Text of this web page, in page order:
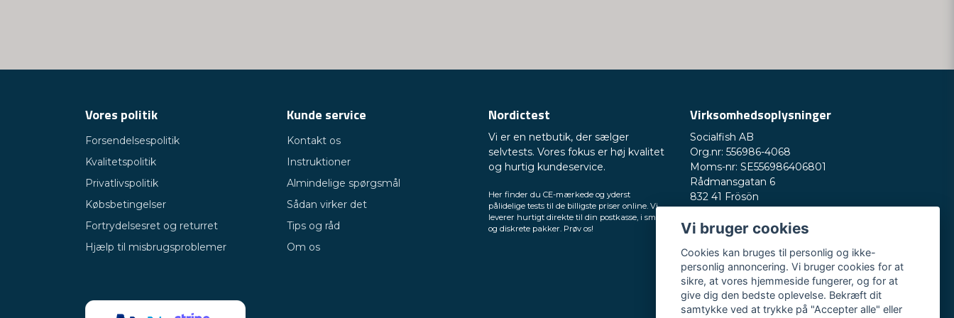
Send spørgsmål
Vores politik
Forsendelsespolitik
Kvalitetspolitik
Privatlivspolitik
Købsbetingelser
Fortrydelsesret og returret
Hjælp til misbrugsproblemer
Kunde service
Kontakt os
Instruktioner
Almindelige spørgsmål
Sådan virker det
Tips og råd
Om os
Nordictest
Vi er en netbutik, der sælger
selvtests. Vores fokus er høj kvalitet
og hurtig kundeservice.
Her finder du CE-mærkede og yderst
pålidelige tests til de billigste priser online. Vi
leverer hurtigt direkte til din postkasse, i små
og diskrete pakker. Prøv os!
Virksomhedsoplysninger
Socialfish AB
Org.nr: 556986-4068
Moms-nr: SE556986406801
Rådmansgatan 6
832 41 Frösön
Telefonnummer: +46730503032
hey@nordictest.dk
Åbningstider:
Man-fre kl. 10-17
Vi bruger cookies
Cookies kan bruges til personlig og ikke-
personlig annoncering. Vi bruger cookies for at
sikre, at vores hjemmeside fungerer, og for at
give dig den bedste oplevelse. Bekræft dit
samtykke ved at trykke på "Accepter alle" eller